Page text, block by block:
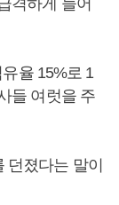
격하게 늘어
율 15%로 1
들 여럿을 주
던졌다는 말이